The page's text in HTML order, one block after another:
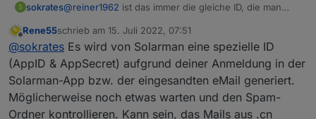
S sokrates@reiner1962 ist das immer die gleiche ID, die man
und habe leider noch keine info von denen erhalten :
(
Offline
Rene55schrieb am 15. Juli 2022, 07:51
zuletzt editiert von
@sokrates Es wird von Solarman eine spezielle ID
(AppID & AppSecret) aufgrund deiner Anmeldung in der
Solarman-App bzw. der eingesandten eMail generiert.
Möglicherweise noch etwas warten und den Spam-
Ordner kontrollieren. Kann sein, das Mails aus .cn